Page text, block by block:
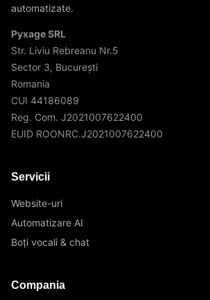
automatizate.
Pyxage SRL
Str. Liviu Rebreanu Nr.5
Sector 3, București
Romania
CUI 44186089
Reg. Com. J2021007622400
EUID ROONRC.J2021007622400
Servicii
Website-uri
Automatizare AI
Boți vocali & chat
Compania